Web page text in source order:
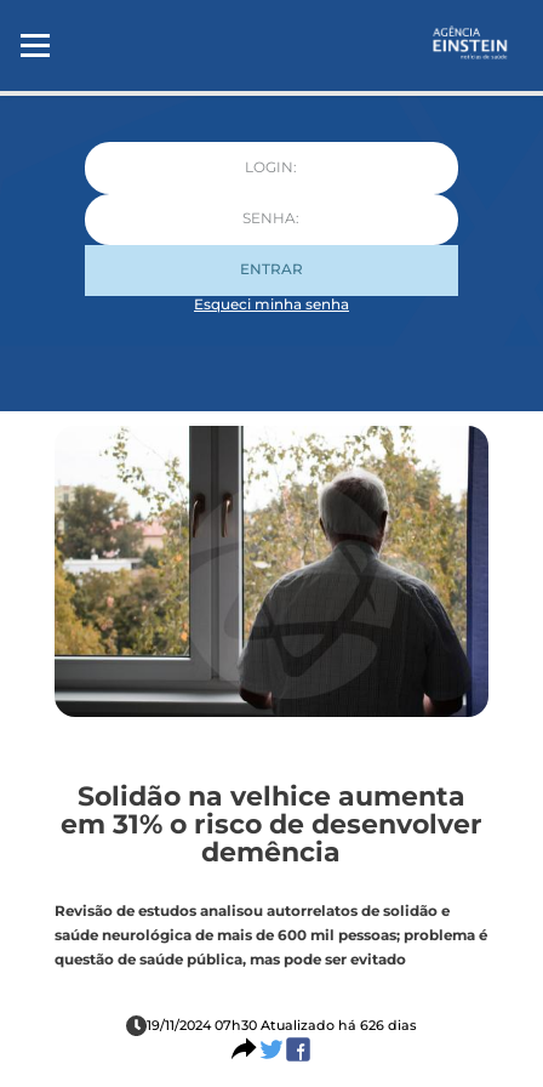
ENTRAR
Esqueci minha senha
Solidão na velhice aumenta
em 31% o risco de desenvolver
demência
Revisão de estudos analisou autorrelatos de solidão e
saúde neurológica de mais de 600 mil pessoas; problema é
questão de saúde pública, mas pode ser evitado
19/11/2024 07h30 Atualizado há 626 dias